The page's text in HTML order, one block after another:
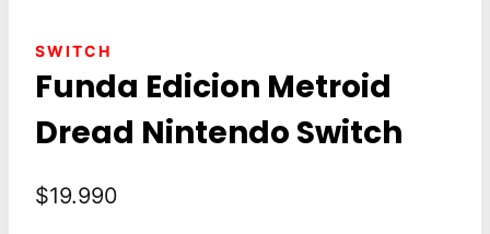
SWITCH
Funda Edicion Metroid
Dread Nintendo Switch
$19.990